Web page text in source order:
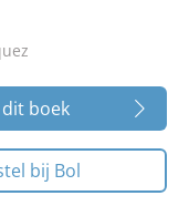
dit boek
bij Bol